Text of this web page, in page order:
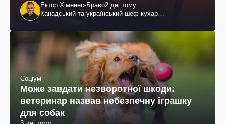
Ектор Хіменес-Браво2 дні тому
Канадський та український шеф-кухар
Соціум
Може завдати незворотної шкоди:
ветеринар назвав небезпечну іграшку
для собак